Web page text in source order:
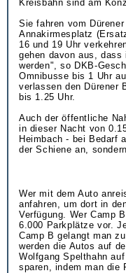
Kreisbahn sind am
Sie fahren vom
Annakirmesplatz
16 und 19 Uhr
gehen davon aus,
werden", so DKB-
Omnibusse bis 1 Uhr
verlassen den Dürener
bis 1.25 Uhr.
Auch der öffentliche
in dieser Nacht von
Heimbach - bei Bedarf
der Schiene an,
Wer mit dem Auto
anfahren, um dort in
Verfügung. Wer Camp
6.000 Parkplätze vor.
Camp B gelangt man
werden die Autos auf
Wolfgang Spelthahn
sparen, indem man die